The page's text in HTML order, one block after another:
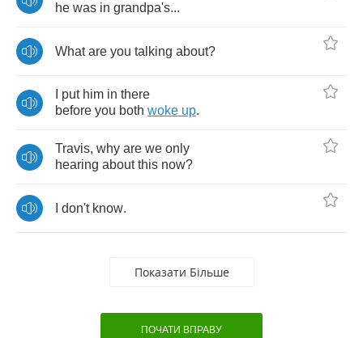
he was in grandpa's...
What are you talking about?
put him in there
before you both woke up.
Travis, why are we only
hearing about this now?
don't know.
Показати Більше
ПОЧАТИ ВПРАВУ